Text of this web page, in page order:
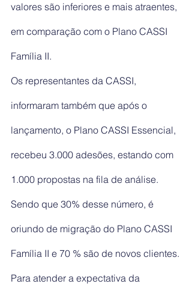
valores são inferiores e mais atraentes,
em comparação com o Plano CASSI
Família II.
Os representantes da CASSI,
informaram também que após o
lançamento, o Plano CASSI Essencial,
recebeu 3.000 adesões, estando com
1.000 propostas na fila de análise.
Sendo que 30% desse número, é
oriundo de migração do Plano CASSI
Família II e 70 % são de novos clientes.
Para atender a expectativa da